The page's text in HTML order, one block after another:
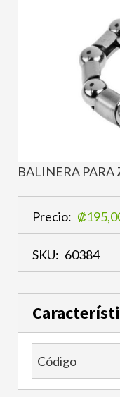
BALINERA
Precio:
SKU: 60384
Código